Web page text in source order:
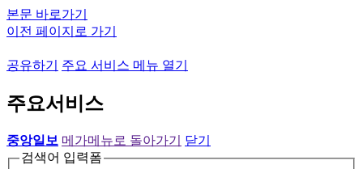
본문 바로가기
이전 페이지로 가기
공유하기 주요 서비스 메뉴 열기
주요서비스
중앙일보 메가메뉴로 돌아가기
닫기
검색어 입력폼